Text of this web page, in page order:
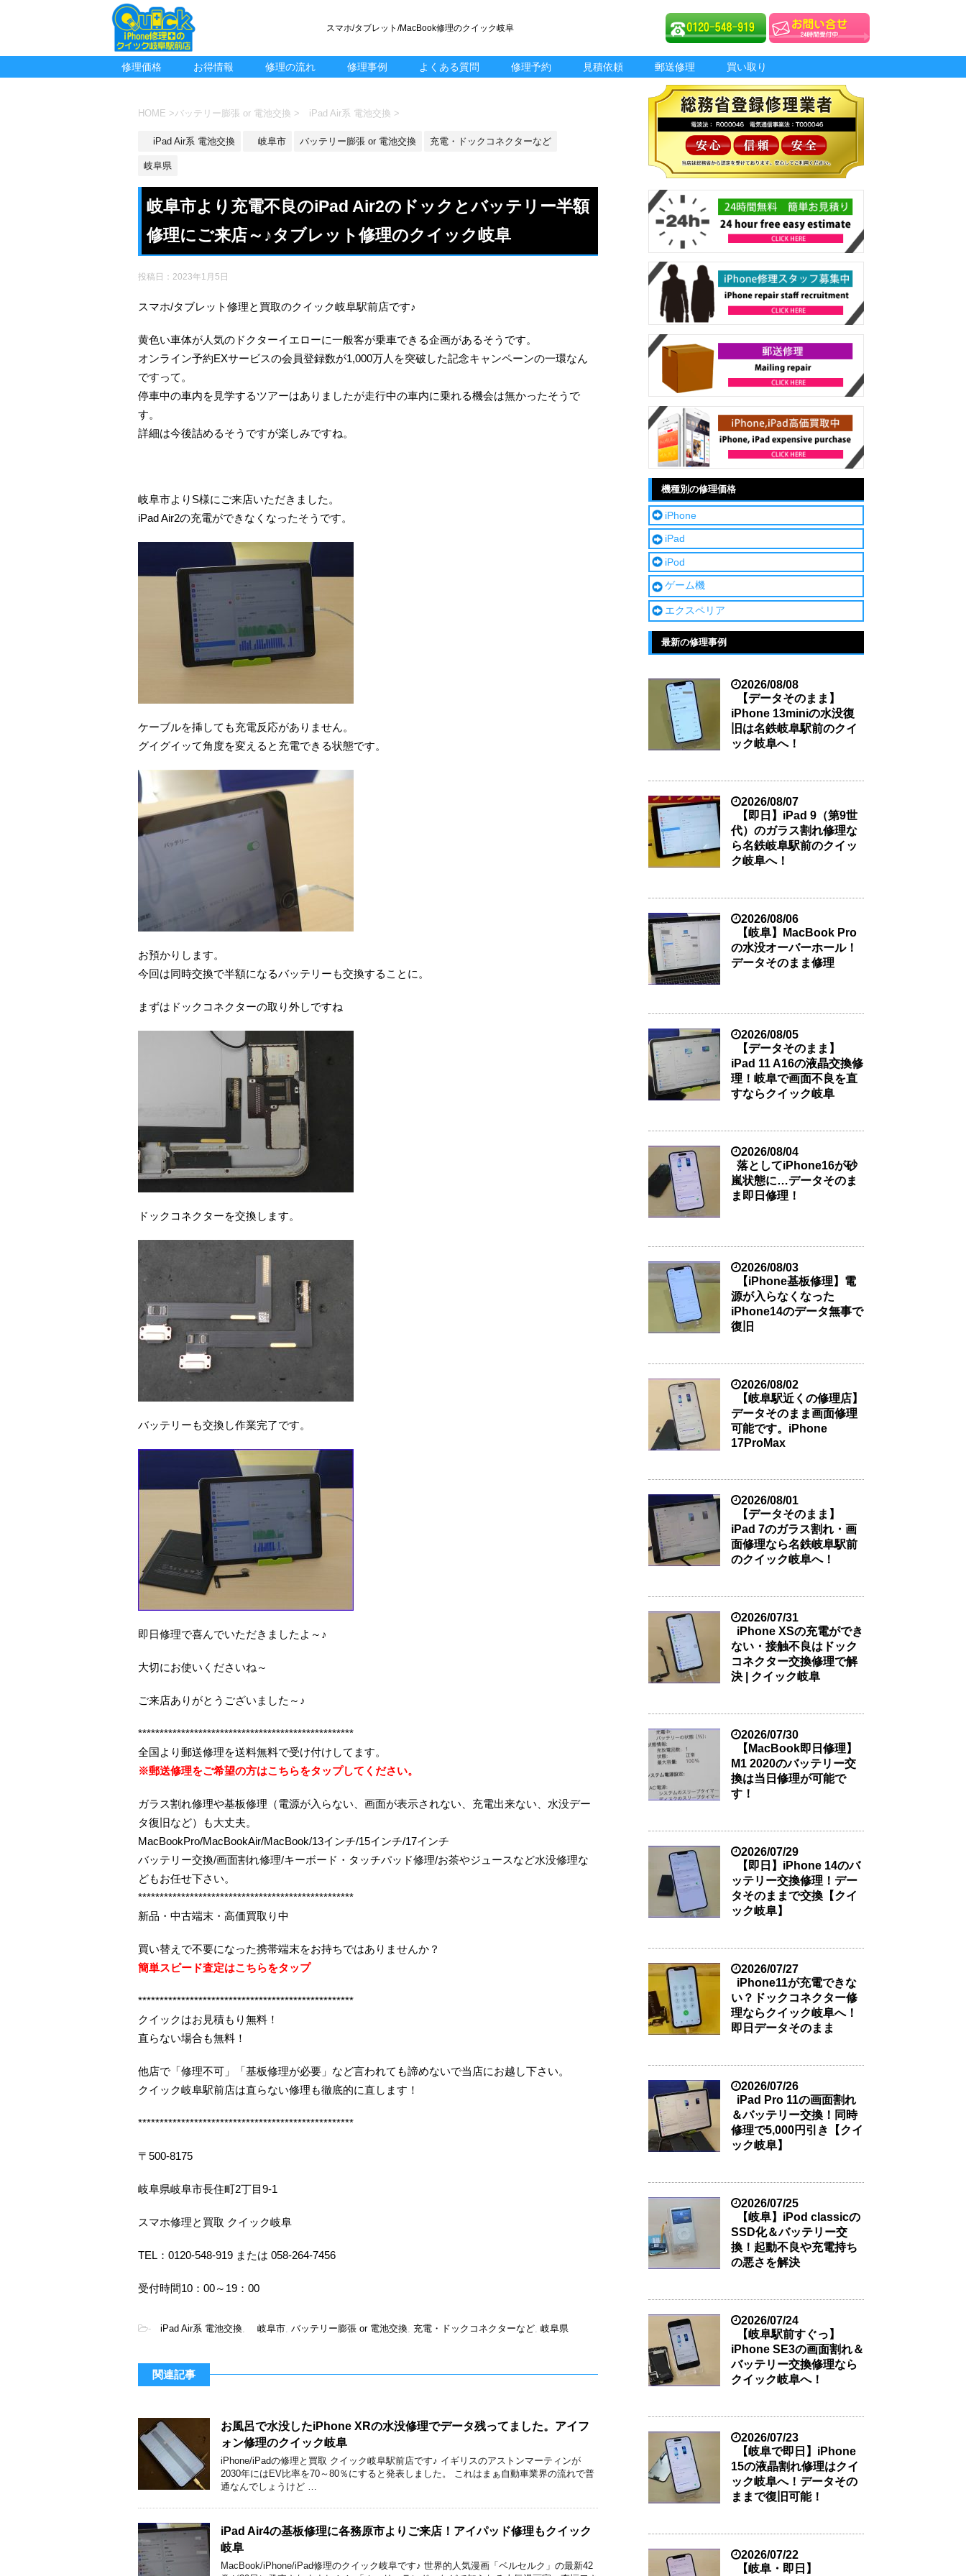
スマホ/タブレット/MacBook修理のクイック岐阜
修理価格 お得情報 修理の流れ 修理事例 よくある質問 修理予約 見積依頼 郵送修理 買い取り
HOME >バッテリー膨張 or 電池交換 > iPad Air系 電池交換 >
iPad Air系 電池交換 岐阜市 バッテリー膨張 or 電池交換 充電・ドックコネクターなど
岐阜県
岐阜市より充電不良のiPad Air2のドックとバッテリー半額
修理にご来店～♪タブレット修理のクイック岐阜
投稿日： 2023年1月5日
スマホ/タブレット修理と買取のクイック岐阜駅前店です♪
黄色い車体が人気のドクターイエローに一般客が乗車できる企画があるそうです。
オンライン予約EXサービスの会員登録数が1,000万人を突破した記念キャンペーンの一環なん
ですって。
停車中の車内を見学するツアーはありましたが走行中の車内に乗れる機会は無かったそうで
す。
詳細は今後詰めるそうですが楽しみですね。
岐阜市よりS様にご来店いただきました。
iPad Air2の充電ができなくなったそうです。
ケーブルを挿しても充電反応がありません。
グイグイッて角度を変えると充電できる状態です。
お預かりします。
今回は同時交換で半額になるバッテリーも交換することに。
まずはドックコネクターの取り外しですね
ドックコネクターを交換します。
バッテリーも交換し作業完了です。
即日修理で喜んでいただきましたよ～♪
大切にお使いくださいね～
ご来店ありがとうございました～♪
**************************************************
全国より郵送修理を送料無料で受け付けしてます。
※郵送修理をご希望の方はこちらをタップしてください。
ガラス割れ修理や基板修理（電源が入らない、画面が表示されない、充電出来ない、水没デー
タ復旧など）も大丈夫。
MacBookPro/MacBookAir/MacBook/13インチ/15インチ/17インチ
バッテリー交換/画面割れ修理/キーボード・タッチパッド修理/お茶やジュースなど水没修理な
どもお任せ下さい。
**************************************************
新品・中古端末・高価買取り中
買い替えで不要になった携帯端末をお持ちではありませんか？
簡単スピード査定はこちらをタップ
**************************************************
クイックはお見積もり無料！
直らない場合も無料！
他店で「修理不可」「基板修理が必要」など言われても諦めないで当店にお越し下さい。
クイック岐阜駅前店は直らない修理も徹底的に直します！
**************************************************
〒500-8175
岐阜県岐阜市長住町2丁目9-1
スマホ修理と買取 クイック岐阜
TEL：0120-548-919 または 058-264-7456
受付時間10：00～19：00
- iPad Air系 電池交換, 岐阜市, バッテリー膨張 or 電池交換, 充電・ドックコネクターなど, 岐阜県
関連記事
お風呂で水没したiPhone XRの水没修理でデータ残ってました。アイフ
ォン修理のクイック岐阜
iPhone/iPadの修理と買取 クイック岐阜駅前店です♪ イギリスのアストンマーティンが
2030年にはEV比率を70～80％にすると発表しました。 これはまぁ自動車業界の流れで普
通なんでしょうけど …
iPad Air4の基板修理に各務原市よりご来店！アイパッド修理もクイック
岐阜
MacBook/iPhone/iPad修理のクイック岐阜です♪ 世界的人気漫画「ベルセルク」の最新42
機種別の修理価格
iPhone
iPad
iPod
ゲーム機
エクスペリア
最新の修理事例
2026/08/08
【データそのまま】
iPhone 13miniの水没復
旧は名鉄岐阜駅前のクイ
ック岐阜へ！
2026/08/07
【即日】iPad 9（第9世
代）のガラス割れ修理な
ら名鉄岐阜駅前のクイッ
ク岐阜へ！
2026/08/06
【岐阜】MacBook Pro
の水没オーバーホール！
データそのまま修理
2026/08/05
【データそのまま】
iPad 11 A16の液晶交換修
理！岐阜で画面不良を直
すならクイック岐阜
2026/08/04
落としてiPhone16が砂
嵐状態に…データそのま
ま即日修理！
2026/08/03
【iPhone基板修理】電
源が入らなくなった
iPhone14のデータ無事で
復旧
2026/08/02
【岐阜駅近くの修理店】
データそのまま画面修理
可能です。iPhone
17ProMax
2026/08/01
【データそのまま】
iPad 7のガラス割れ・画
面修理なら名鉄岐阜駅前
のクイック岐阜へ！
2026/07/31
iPhone XSの充電ができ
ない・接触不良はドック
コネクター交換修理で解
決 | クイック岐阜
2026/07/30
【MacBook即日修理】
M1 2020のバッテリー交
換は当日修理が可能で
す！
2026/07/29
【即日】iPhone 14のバ
ッテリー交換修理！デー
タそのままで交換【クイ
ック岐阜】
2026/07/27
iPhone11が充電できな
い？ドックコネクター修
理ならクイック岐阜へ！
即日データそのまま
2026/07/26
iPad Pro 11の画面割れ
＆バッテリー交換！同時
修理で5,000円引き【クイ
ック岐阜】
2026/07/25
【岐阜】iPod classicの
SSD化＆バッテリー交
換！起動不良や充電持ち
の悪さを解決
2026/07/24
【岐阜駅前すぐっ】
iPhone SE3の画面割れ＆
バッテリー交換修理なら
クイック岐阜へ！
2026/07/23
【岐阜で即日】iPhone
15の液晶割れ修理はクイ
ック岐阜へ！データその
ままで復旧可能！
2026/07/22
【岐阜・即日】